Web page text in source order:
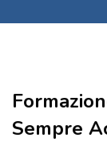
Salta [Cocoon]
Sempre